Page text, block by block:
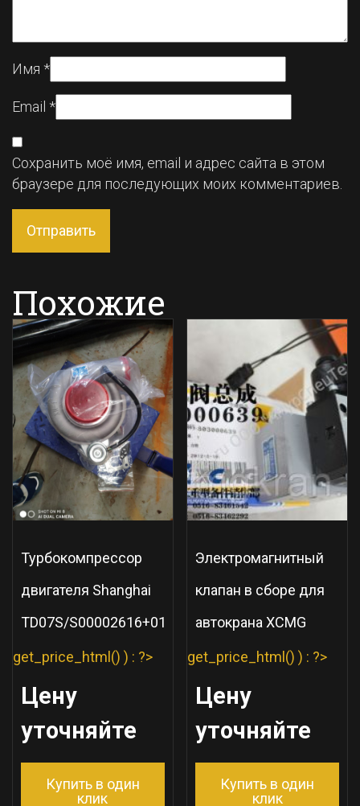
Имя *
Email *
Сохранить моё имя, email и адрес сайта в этом
браузере для последующих моих комментариев.
Похожие
Турбокомпрессор
двигателя Shanghai
TD07S/S00002616+01
get_price_html() ) : ?>
Цену
уточняйте
Купить в один
клик
Электромагнитный
клапан в сборе для
автокрана XCMG
get_price_html() ) : ?>
Цену
уточняйте
Купить в один
клик